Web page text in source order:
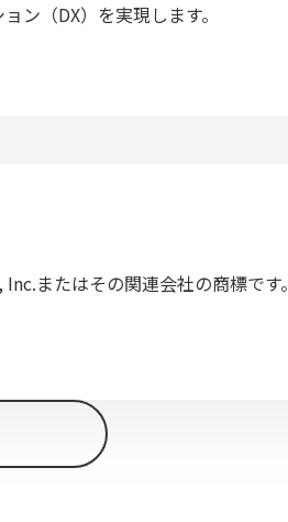
ン（DX）を実現します。
またはその関連会社の商標です。